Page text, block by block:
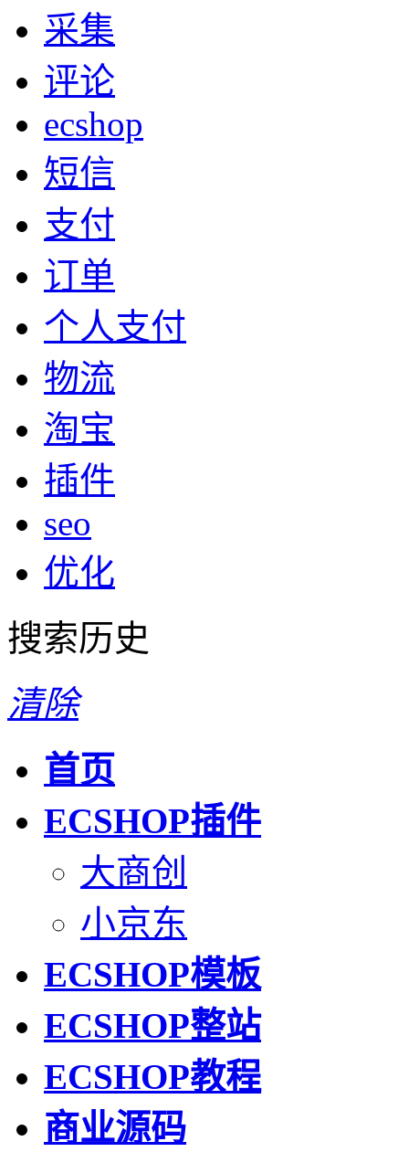
采集
评论
ecshop
短信
支付
订单
个人支付
物流
淘宝
插件
seo
优化
搜索历史
清除
首页
ECSHOP插件
大商创
小京东
ECSHOP模板
ECSHOP整站
ECSHOP教程
商业源码